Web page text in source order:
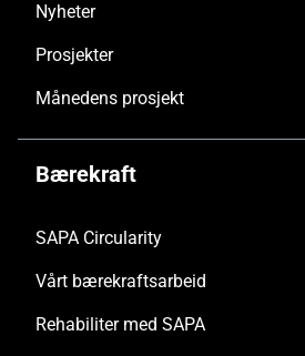
Nyheter
Prosjekter
Månedens prosjekt
Bærekraft
SAPA Circularity
Vårt bærekraftsarbeid
Rehabiliter med SAPA